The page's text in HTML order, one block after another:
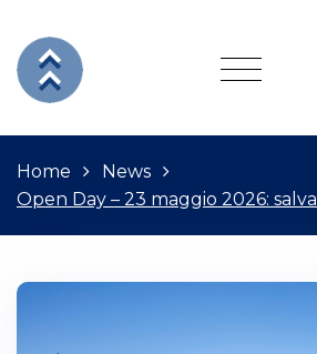
Home
News
Open Day – 23 maggio 2026: